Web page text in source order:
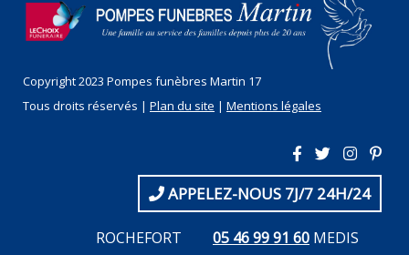
Copyright 2023 Pompes funèbres Martin 17
Tous droits réservés | Plan du site | Mentions légales
APPELEZ-NOUS 7J/7 24H/24
ROCHEFORT 05 46 99 91 60 MEDIS